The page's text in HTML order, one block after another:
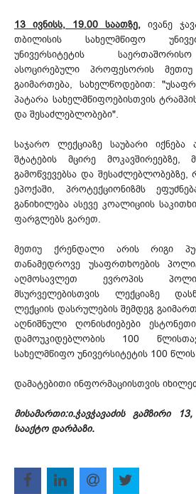
13 ივნისს, 19.00 საათზე, ივანე
თბილისის სახელმწიფო
უნივერსიტეტის
ასოცირებული პროფესორის
გაიმართება, სახელწოდებით:
პატარა სახელმწიფოებისთვის
და შესაძლებლობები".
საჯარო ლექციაზე საუბარი იქნება
შტატების მცირე
გამოწვევებსა და
ეპოქაში, პროტექციონიზმს
განიხილება ასევე კოალიციის
ფარგლებს გარეთ.
მეთიუ ქრენდალი არის რიგი
თანამედროვე უსაფრთხოების
აღმოსავლეთ ევროპის
მსურველებისთვის ლექციაზე
ლექციის დასრულების შემდეგ
აღნიშნული ღონისძიებები
დამოუკიდებლობის 100
სახელმწიფო უნივერსიტეტის 100
დამატებითი ინფორმაციისთვის
მისამართი:ი.ჭავჭავაძის გამზირი
სააქტო დარბაზი.